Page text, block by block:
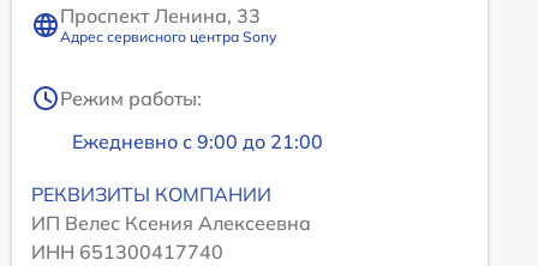
Проспект Ленина, 33
Адрес сервисного центра Sony
Режим работы:
Ежедневно с 9:00 до 21:00
РЕКВИЗИТЫ КОМПАНИИ
ИП Велес Ксения Алексеевна
ИНН 651300417740